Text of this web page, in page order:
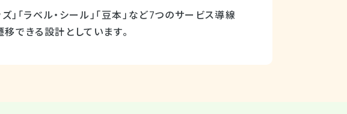
」「ラベル・シール」「豆本」など7つのサービス導線
できる設計としています。